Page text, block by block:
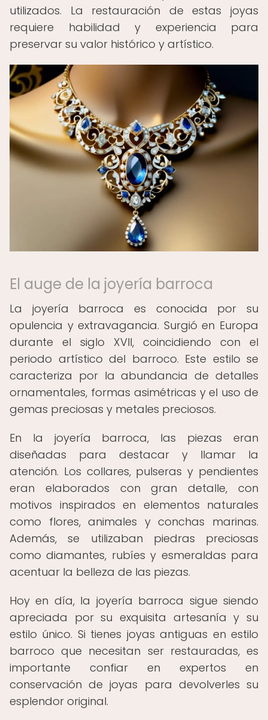
utilizados. La restauración de estas joyas
requiere habilidad y experiencia para
preservar su valor histórico y artístico.
El auge de la joyería barroca
La joyería barroca es conocida por su
opulencia y extravagancia. Surgió en Europa
durante el siglo XVII, coincidiendo con el
periodo artístico del barroco. Este estilo se
caracteriza por la abundancia de detalles
ornamentales, formas asimétricas y el uso de
gemas preciosas y metales preciosos.
En la joyería barroca, las piezas eran
diseñadas para destacar y llamar la
atención. Los collares, pulseras y pendientes
eran elaborados con gran detalle, con
motivos inspirados en elementos naturales
como flores, animales y conchas marinas.
Además, se utilizaban piedras preciosas
como diamantes, rubíes y esmeraldas para
acentuar la belleza de las piezas.
Hoy en día, la joyería barroca sigue siendo
apreciada por su exquisita artesanía y su
estilo único. Si tienes joyas antiguas en estilo
barroco que necesitan ser restauradas, es
importante confiar en expertos en
conservación de joyas para devolverles su
esplendor original.